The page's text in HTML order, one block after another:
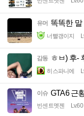
유머 똑똑한 말
너빨갱이지
감동 ㅎㅂ) 후-
히스파니에
이슈 GTA6 근
빈센트멧젠 Lv.60